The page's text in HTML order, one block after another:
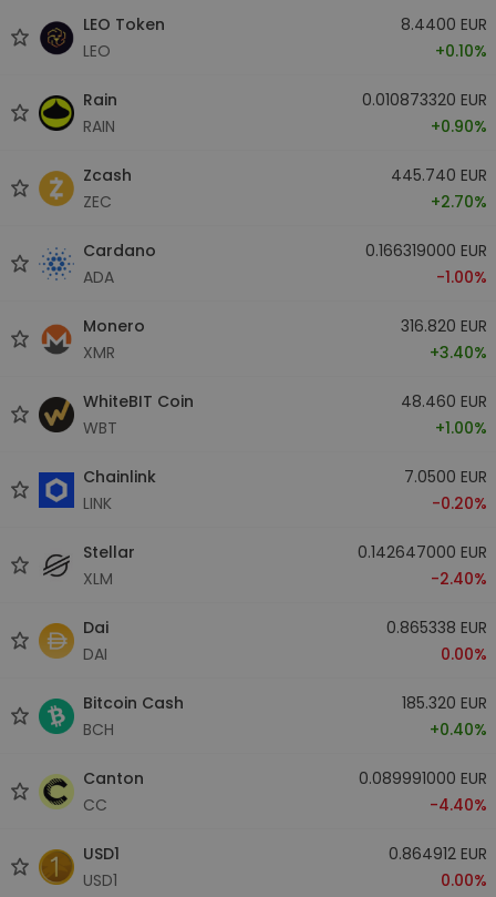
LEO Token
LEO
8.4400 EUR
+0.10%
Rain
RAIN
0.010873320 EUR
+0.90%
Zcash
ZEC
445.740 EUR
+2.70%
Cardano
ADA
0.166319000 EUR
-1.00%
Monero
XMR
316.820 EUR
+3.40%
WhiteBIT Coin
WBT
48.460 EUR
+1.00%
Chainlink
LINK
7.0500 EUR
-0.20%
Stellar
XLM
0.142647000 EUR
-2.40%
Dai
DAI
0.865338 EUR
0.00%
Bitcoin Cash
BCH
185.320 EUR
+0.40%
Canton
CC
0.089991000 EUR
-4.40%
USD1
USD1
0.864912 EUR
0.00%